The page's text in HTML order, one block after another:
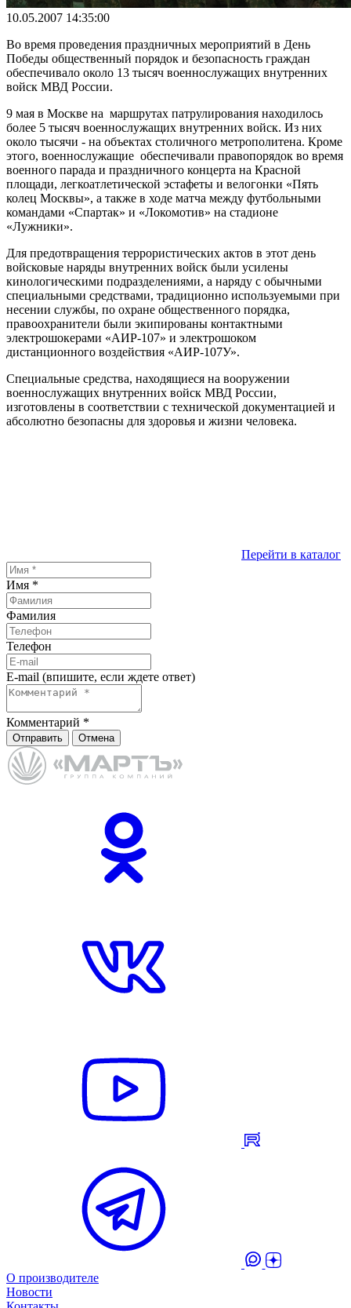
10.05.2007 14:35:00
Во время проведения праздничных мероприятий в День
Победы общественный порядок и безопасность граждан
обеспечивало около 13 тысяч военнослужащих внутренних
войск МВД России.
9 мая в Москве на маршрутах патрулирования находилось
более 5 тысяч военнослужащих внутренних войск. Из них
около тысячи - на объектах столичного метрополитена. Кроме
этого, военнослужащие обеспечивали правопорядок во время
военного парада и праздничного концерта на Красной
площади, легкоатлетической эстафеты и велогонки «Пять
колец Москвы», а также в ходе матча между футбольными
командами «Спартак» и «Локомотив» на стадионе
«Лужники».
Для предотвращения террористических актов в этот день
войсковые наряды внутренних войск были усилены
кинологическими подразделениями, а наряду с обычными
специальными средствами, традиционно используемыми при
несении службы, по охране общественного порядка,
правоохранители были экипированы контактными
электрошокерами «АИР-107» и электрошоком
дистанционного воздействия «АИР-107У».
Специальные средства, находящиеся на вооружении
военнослужащих внутренних войск МВД России,
изготовлены в соответствии с технической документацией и
абсолютно безопасны для здоровья и жизни человека.
Перейти в каталог
Имя *
Фамилия
Телефон
E-mail (впишите, если ждете ответ)
Комментарий *
Отправить Отмена
О производителе
Новости